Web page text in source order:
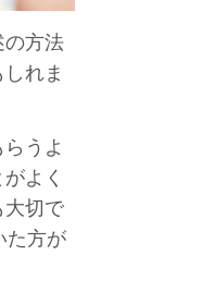
の方法
れま
うよ
よく
大切で
た方が